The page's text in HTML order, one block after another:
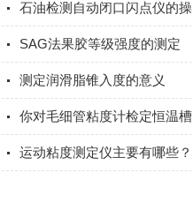
SAG法果胶等级强度的测定
测定润滑脂锥入度的意义
运动粘度测定仪主要有哪些？